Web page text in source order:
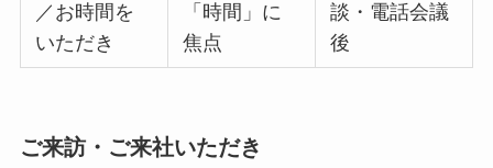
／お時間を
いただき
「時間」に
焦点
談・電話会議
後
ご来訪・ご来社いただき